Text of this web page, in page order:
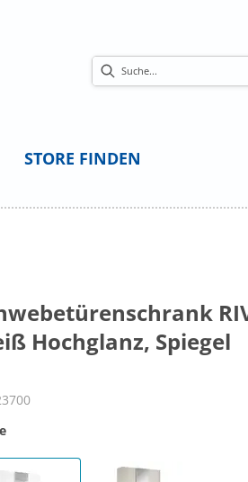
STORE FINDEN
Hochglanz, Spiegel